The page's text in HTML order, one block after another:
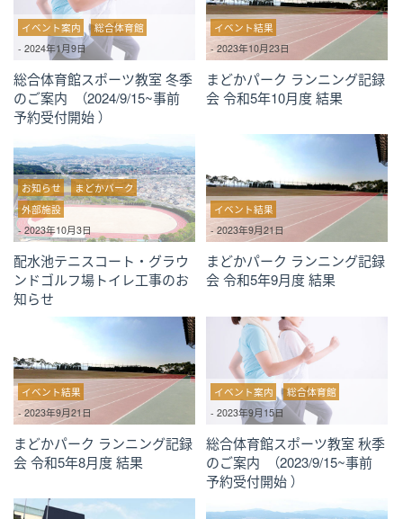
イベント案内
総合体育館
-2024年1月9日
総合体育館スポーツ教室 冬季
のご案内 （2024/9/15~事前
予約受付開始 ）
イベント結果
-2023年10月23日
まどかパーク ランニング記録
会 令和5年10月度 結果
お知らせ
まどかパーク
外部施設
-2023年10月3日
配水池テニスコート・グラウ
ンドゴルフ場トイレ工事のお
知らせ
イベント結果
-2023年9月21日
まどかパーク ランニング記録
会 令和5年9月度 結果
イベント結果
-2023年9月21日
まどかパーク ランニング記録
会 令和5年8月度 結果
イベント案内
総合体育館
-2023年9月15日
総合体育館スポーツ教室 秋季
のご案内 （2023/9/15~事前
予約受付開始 ）